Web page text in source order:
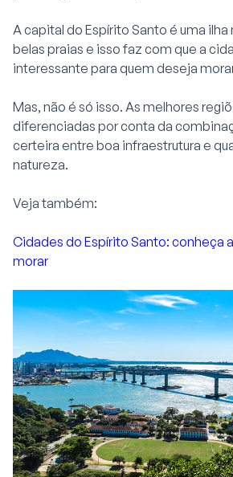
A capital do Espírito Santo é uma
belas praias e isso faz com que a
interessante para quem deseja
Mas, não é só isso. As melhores
diferenciadas por conta da
certeira entre boa infraestrutura e
natureza.
Veja também:
Cidades do Espírito Santo: conheça
morar